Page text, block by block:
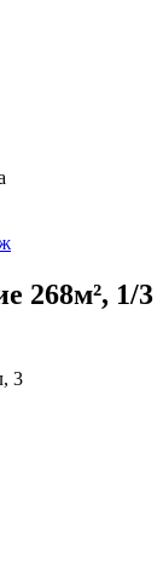
268м², 1/3
3